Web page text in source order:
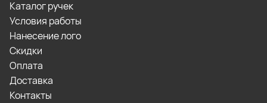
Каталог ручек
Условия работы
Нанесение лого
Скидки
Оплата
Доставка
Контакты